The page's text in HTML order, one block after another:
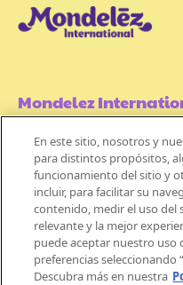
Mondelez
Términos de uso
Políticas de Privacidad
Aviso de Cookie
En este sitio, nosotros y
para distintos propósitos,
funcionamiento del sitio y
incluir, para facilitar su
contenido, medir el uso
relevante y la mejor
puede aceptar nuestro uso
preferencias seleccionando
Descubra más en nuestra